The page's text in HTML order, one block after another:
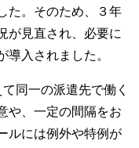
た。そのため、３年
が見直され、必要に
導入されました。
同一の派遣先で働く
や、一定の間隔をお
ルには例外や特例が